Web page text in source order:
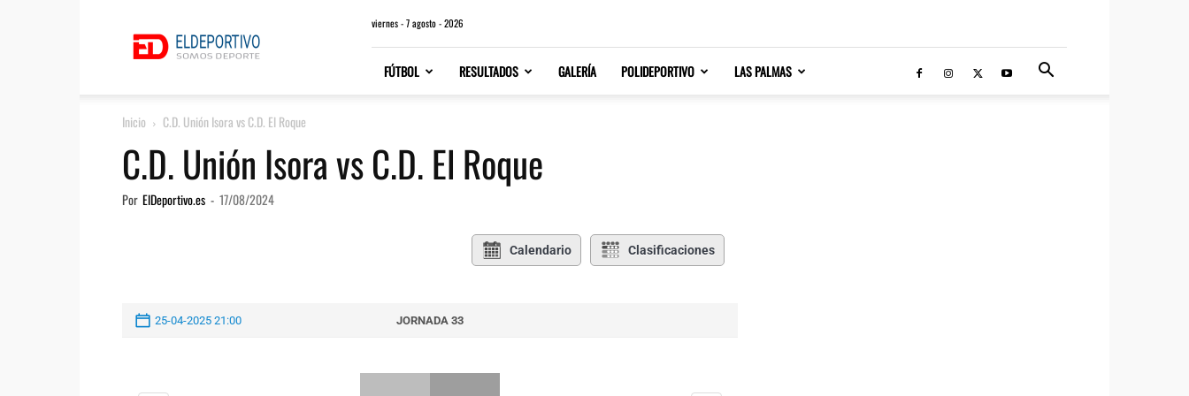
viernes - 7 agosto - 2026
FÚTBOL RESULTADOS GALERÍA POLIDEPORTIVO LAS PALMAS
Inicio C.D. Unión Isora vs C.D. El Roque
C.D. Unión Isora vs C.D. El Roque
Por ElDeportivo.es - 17/08/2024
Calendario Clasificaciones
25-04-2025 21:00 JORNADA 33